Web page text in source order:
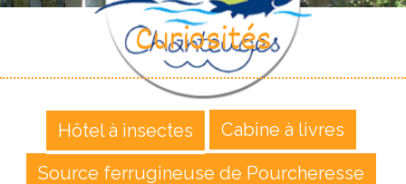
Curiosités
Hôtel à insectes
Cabine à livres
Source ferrugineuse de Pourcheresse